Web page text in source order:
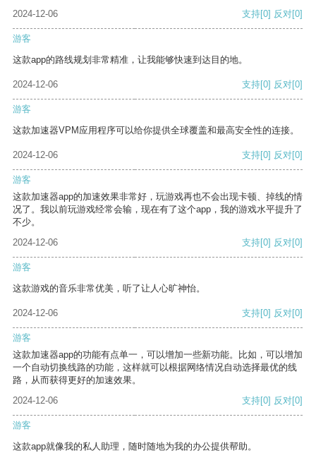
2024-12-06
支持[0] 反对[0]
游客
这款app的路线规划非常精准，让我能够快速到达目的地。
2024-12-06 支持[0] 反对[0]
游客
这款加速器VPM应用程序可以给你提供全球覆盖和最高安全性的连接。
2024-12-06 支持[0] 反对[0]
游客
这款加速器app的加速效果非常好，玩游戏再也不会出现卡顿、掉线的情
况了。我以前玩游戏经常会输，现在有了这个app，我的游戏水平提升了
不少。
2024-12-06
支持[0] 反对[0]
游客
这款游戏的音乐非常优美，听了让人心旷神怡。
2024-12-06 支持[0] 反对[0]
游客
这款加速器app的功能有点单一，可以增加一些新功能。比如，可以增加
一个自动切换线路的功能，这样就可以根据网络情况自动选择最优的线
路，从而获得更好的加速效果。
2024-12-06
支持[0] 反对[0]
游客
这款app就像我的私人助理，随时随地为我的办公提供帮助。